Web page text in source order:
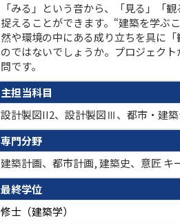
「みる」という音から、「見る」「
捉えることができます。“建築を学ぶ
然や環境の中にある成り立ちを具に
のではないでしょうか。プロジェク
問です。
主担当科目
設計製図II2、設計製図Ⅲ、都市・建
専門分野
建築計画、都市計画, 建築史、意匠
最終学位
修士（建築学）